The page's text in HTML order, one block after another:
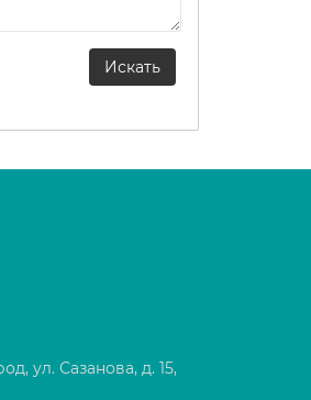
ул. Сазанова, д. 15,